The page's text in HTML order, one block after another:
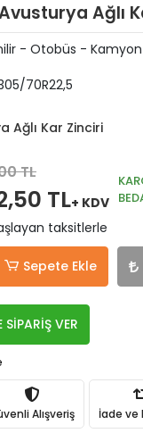
Ağlı
- Otobüs -
70R22,5
Ağlı Kar Zinciri
TL
TL+ KDV
taksitlerle
Sepete Ekle
SİPARİŞ VER
Alışveriş İade ve